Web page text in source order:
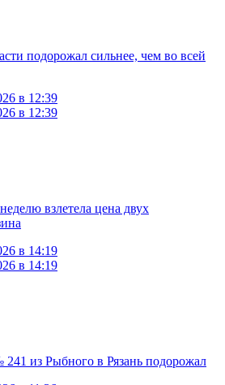
подорожал сильнее, чем во всей
в 12:39
в 12:39
взлетела цена двух
в 14:19
в 14:19
из Рыбного в Рязань подорожал